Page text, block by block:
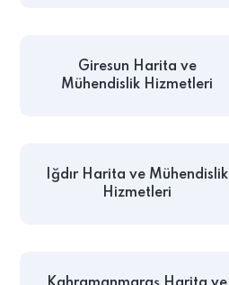
Giresun Harita ve
Mühendislik Hizmetleri
Iğdır Harita ve Mühendislik
Hizmetleri